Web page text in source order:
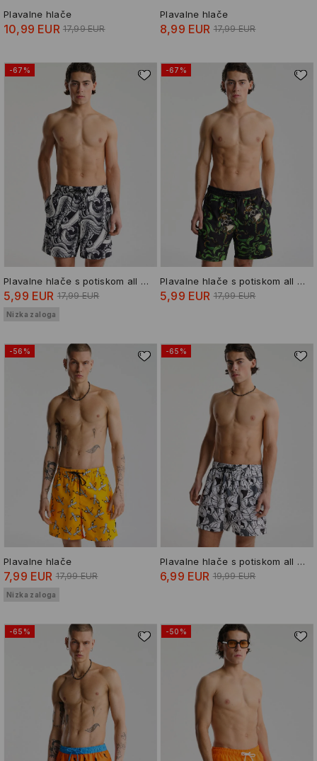
Plavalne hlače
10,99 EUR 17,99 EUR
Plavalne hlače
8,99 EUR 17,99 EUR
-67%
Plavalne hlače s potiskom all over
5,99 EUR 17,99 EUR
Nizka zaloga
-67%
Plavalne hlače s potiskom all over
5,99 EUR 17,99 EUR
-56%
Plavalne hlače
7,99 EUR 17,99 EUR
Nizka zaloga
-65%
Plavalne hlače s potiskom all over Bugs Bunny
6,99 EUR 19,99 EUR
-65% -50%